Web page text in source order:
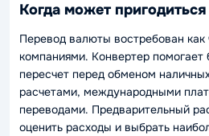
Когда может
Перевод валюты востребован
компаниями. Конвертер помогает
пересчет перед обменом
расчетами, международными
переводами. Предварительный
оценить расходы и выбрать